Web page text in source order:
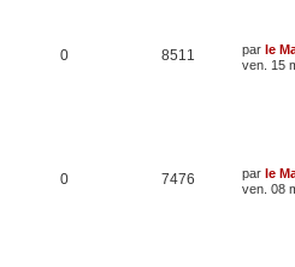
0 8511 par le
ven. 15
0 7476 par le
ven. 08